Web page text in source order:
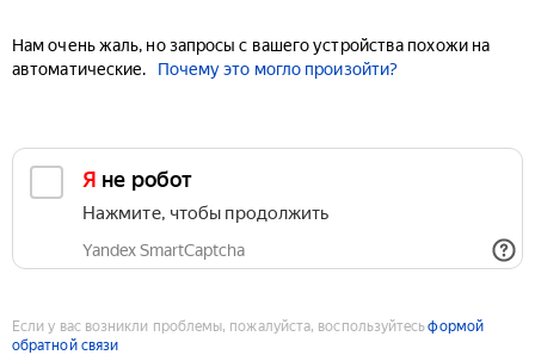
Нам очень жаль, но запросы с вашего устройства похожи на
автоматические.
Почему это могло произойти?
Я не робот
Нажмите, чтобы продолжить
Yandex SmartCaptcha
Если у вас возникли проблемы, пожалуйста, воспользуйтесьформой
обратной связи